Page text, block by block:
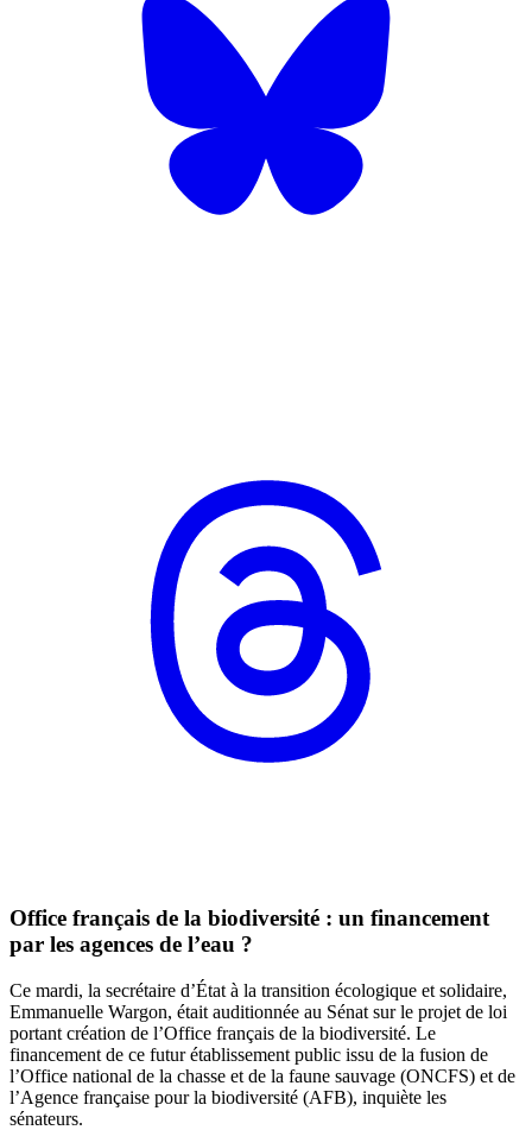
Office français de la biodiversité : un financement
par les agences de l’eau ?
Ce mardi, la secrétaire d’État à la transition écologique et solidaire,
Emmanuelle Wargon, était auditionnée au Sénat sur le projet de loi
portant création de l’Office français de la biodiversité. Le
financement de ce futur établissement public issu de la fusion de
l’Office national de la chasse et de la faune sauvage (ONCFS) et de
l’Agence française pour la biodiversité (AFB), inquiète les
sénateurs.